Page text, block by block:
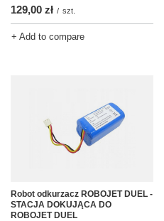
129,00 zł / szt.
+ Add to compare
Robot odkurzacz ROBOJET DUEL -
STACJA DOKUJĄCA DO
ROBOJET DUEL